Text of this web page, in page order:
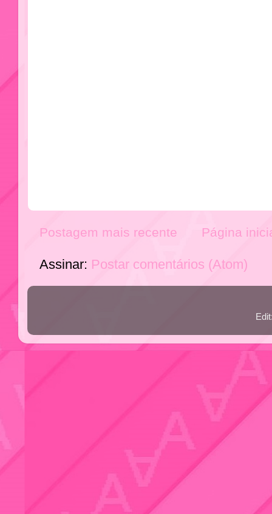
Postagem mais recente Página
Assinar: Postar comentários (Atom)